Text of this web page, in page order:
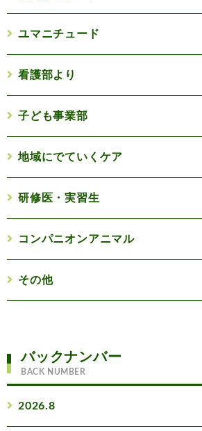
ユマニチュード
看護部より
子ども事業部
地域にでていくケア
研修医・実習生
コンパニオンアニマル
その他
バックナンバー
BACK NUMBER
2026.8